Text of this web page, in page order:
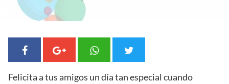
Felicita a tus amigos un día tan especial cuando